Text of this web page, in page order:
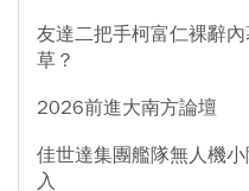
友達二把手柯富仁裸辭
草？
2026前進大南方論壇
佳世達集團艦隊無人機
入